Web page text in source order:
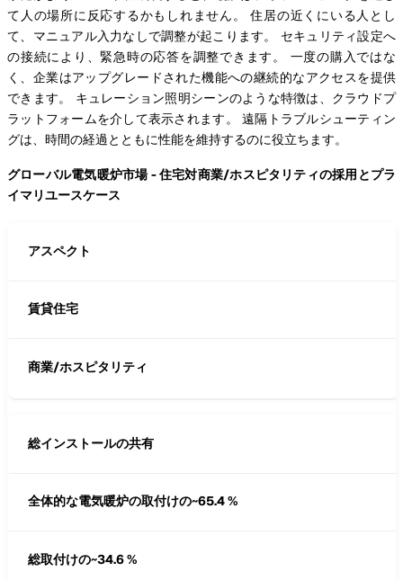
て人の場所に反応するかもしれません。 住居の近くにいる人とし
て、マニュアル入力なしで調整が起こります。 セキュリティ設定へ
の接続により、緊急時の応答を調整できます。 一度の購入ではな
く、企業はアップグレードされた機能への継続的なアクセスを提供
できます。 キュレーション照明シーンのような特徴は、クラウドプ
ラットフォームを介して表示されます。 遠隔トラブルシューティン
グは、時間の経過とともに性能を維持するのに役立ちます。
グローバル電気暖炉市場 - 住宅対商業/ホスピタリティの採用とプラ
イマリユースケース
アスペクト
賃貸住宅
商業/ホスピタリティ
総インストールの共有
全体的な電気暖炉の取付けの~65.4 %
総取付けの~34.6 %